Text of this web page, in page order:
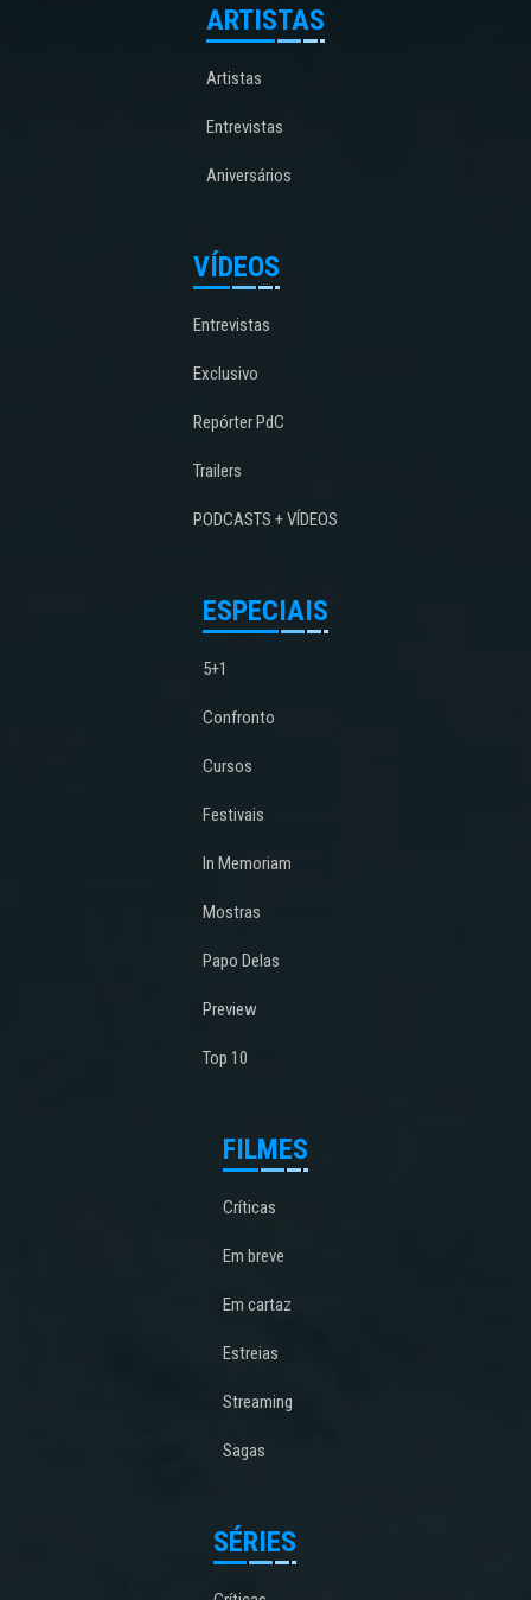
ARTISTAS
Artistas
Entrevistas
Aniversários
VÍDEOS
Entrevistas
Exclusivo
Repórter PdC
Trailers
PODCASTS + VÍDEOS
ESPECIAIS
5+1
Confronto
Cursos
Festivais
In Memoriam
Mostras
Papo Delas
Preview
Top 10
FILMES
Críticas
Em breve
Em cartaz
Estreias
Streaming
Sagas
SÉRIES